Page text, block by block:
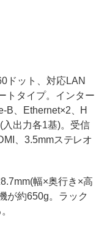
ドット、対応LAN
トタイプ。インター
B、Ethernet×2、H
出力各1基)。受信
、3.5mmステレオ
幅×奥行き×高
が約650g。ラック